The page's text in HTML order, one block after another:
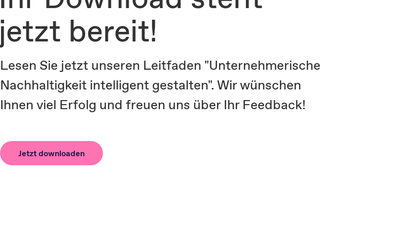
jetzt bereit!
Lesen Sie jetzt unseren Leitfaden "Unternehmerische
Nachhaltigkeit intelligent gestalten". Wir wünschen
Ihnen viel Erfolg und freuen uns über Ihr Feedback!
Jetzt downloaden